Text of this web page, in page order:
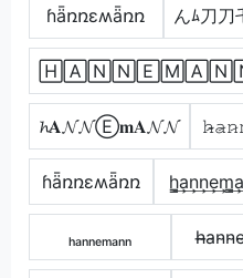
ɦǟռռɛʍǟռռ んﾑ刀
𝓱𝐀𝓝𝓝Ⓔ𝐦𝐀𝓝𝓝
ɦǟռռɛʍǟռռ
ₕₐₙₙₑₘₐₙₙ